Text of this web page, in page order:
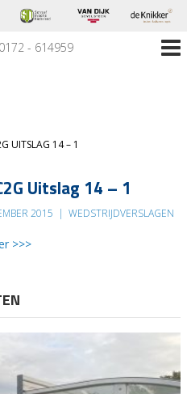
0172 - 614959
UITSLAG 14 – 1
Uitslag 14 – 1
2015 | WEDSTRIJDVERSLAGEN
>>>